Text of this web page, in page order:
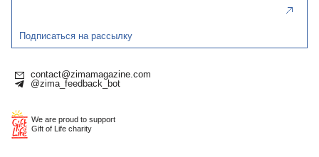
Подписаться на рассылку
contact@zimamagazine.com
@zima_feedback_bot
We are proud to support
Gift of Life charity